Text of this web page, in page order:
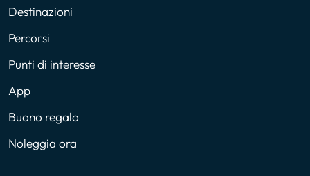
Destinazioni
Percorsi
Punti di interesse
App
Buono regalo
Noleggia ora